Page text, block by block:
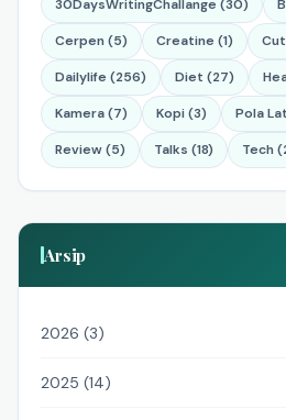
30DaysWritingChallange (30)
Cerpen (5) Creatine (1)
Dailylife (256) Diet (27)
Kamera (7) Kopi (3) Pola
Review (5) Talks (18) Tech
Arsip
2026 (3)
2025 (14)